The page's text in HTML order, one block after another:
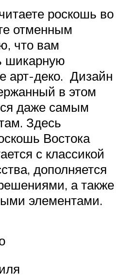
роскошь во
отменным
что вам
шикарную
арт-деко. Дизайн
в этом
даже самым
Здесь
Востока
с классикой
дополняется
а также
элементами.